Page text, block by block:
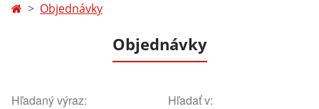
Objednávky
Objednávky
Hľadaný výraz: Hľadať v: